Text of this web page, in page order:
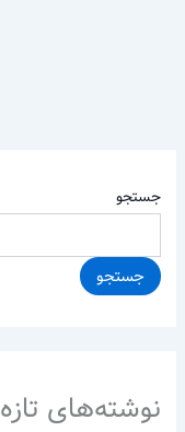
جستجو
جستجو
نوشته‌های تازه